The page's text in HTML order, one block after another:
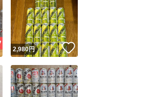
いいね！
2,980円 いいね！